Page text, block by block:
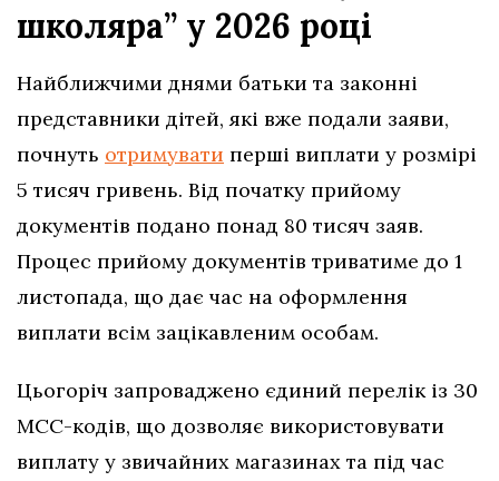
школяра” у 2026 році
Найближчими днями батьки та законні
представники дітей, які вже подали заяви,
почнуть отримувати перші виплати у розмірі
5 тисяч гривень. Від початку прийому
документів подано понад 80 тисяч заяв.
Процес прийому документів триватиме до 1
листопада, що дає час на оформлення
виплати всім зацікавленим особам.
Цьогоріч запроваджено єдиний перелік із 30
МСС-кодів, що дозволяє використовувати
виплату у звичайних магазинах та під час